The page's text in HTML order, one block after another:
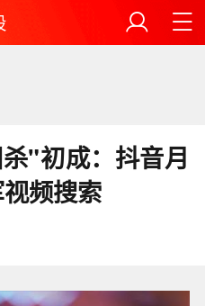
"初成：抖音月
频搜索